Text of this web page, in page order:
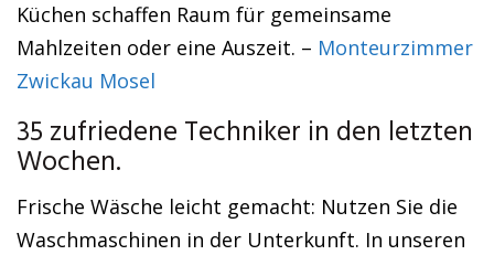
Küchen schaffen Raum für gemeinsame
Mahlzeiten oder eine Auszeit. – Monteurzimmer
Zwickau Mosel
35 zufriedene Techniker in den letzten
Wochen.
Frische Wäsche leicht gemacht: Nutzen Sie die
Waschmaschinen in der Unterkunft. In unseren